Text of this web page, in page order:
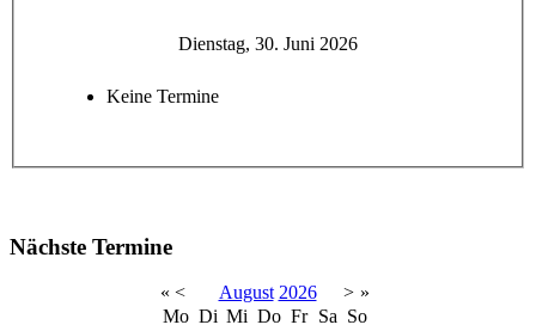
Dienstag, 30. Juni 2026
Keine Termine
Nächste Termine
« < August 2026 > »
Mo Di Mi Do Fr Sa So